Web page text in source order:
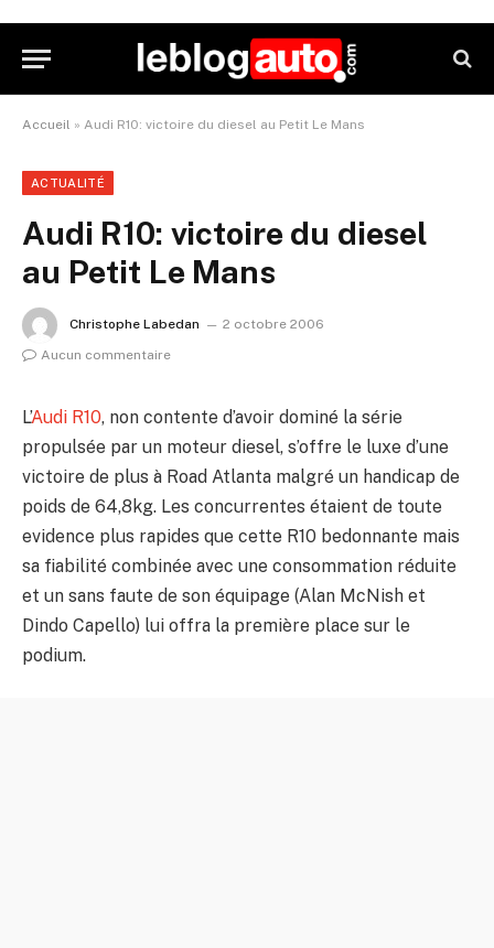
Accueil » Audi R10: victoire du diesel au Petit Le Mans
ACTUALITÉ
Audi R10: victoire du diesel
au Petit Le Mans
Christophe Labedan
2 octobre 2006
Aucun commentaire
L’Audi R10, non contente d’avoir dominé la série
propulsée par un moteur diesel, s’offre le luxe d’une
victoire de plus à Road Atlanta malgré un handicap de
poids de 64,8kg. Les concurrentes étaient de toute
evidence plus rapides que cette R10 bedonnante mais
sa fiabilité combinée avec une consommation réduite
et un sans faute de son équipage (Alan McNish et
Dindo Capello) lui offra la première place sur le
podium.